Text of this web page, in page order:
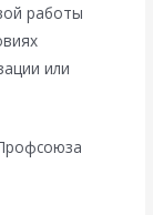
работы
или